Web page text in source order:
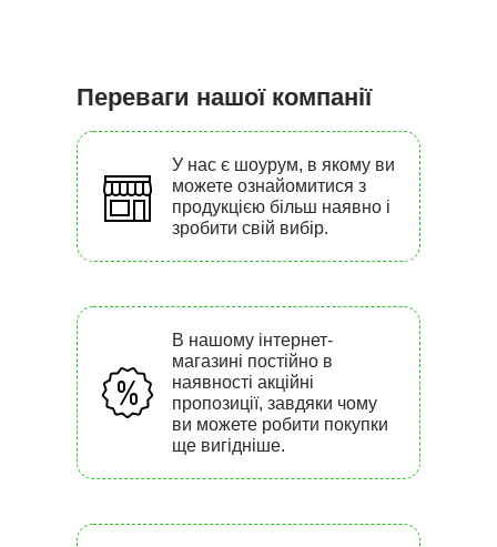
Переваги нашої компанії
У нас є шоурум, в якому ви
можете ознайомитися з
продукцією більш наявно і
зробити свій вибір.
В нашому інтернет-
магазині постійно в
наявності акційні
пропозиції, завдяки чому
ви можете робити покупки
ще вигідніше.